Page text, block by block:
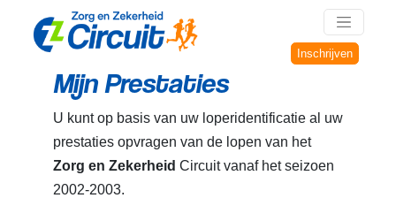
Inschrijven
Mijn Prestaties
U kunt op basis van uw loperidentificatie al uw
prestaties opvragen van de lopen van het
Zorg en Zekerheid Circuit vanaf het seizoen
2002-2003.